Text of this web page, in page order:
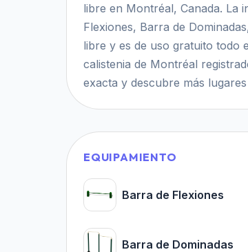
libre en Montréal, Canada. La
Flexiones, Barra de
libre y es de uso gratuito todo
calistenia de Montréal
exacta y descubre más
EQUIPAMIENTO
Barra de Flexiones
Barra de Dominadas